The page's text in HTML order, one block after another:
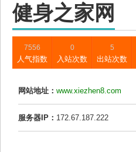
健身之家网
7556
人气指数
0
入站次数
5
出站次数
网站地址： www.xiezhen8.com
服务器IP： 172.67.187.222